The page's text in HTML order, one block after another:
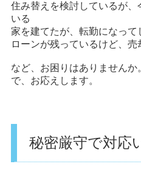
住み替えを検討しているが
いる
家を建てたが、転勤になって
ローンが残っているけど、
など、お困りはありません
で、お応えします。
秘密厳守で対応